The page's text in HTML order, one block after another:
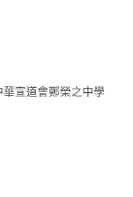
宣道會鄭榮之中學